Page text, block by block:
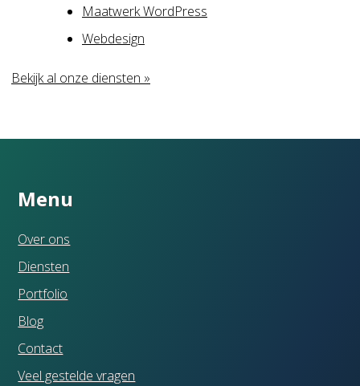
Maatwerk WordPress
Webdesign
Bekijk al onze diensten »
Menu
Over ons
Diensten
Portfolio
Blog
Contact
Veel gestelde vragen